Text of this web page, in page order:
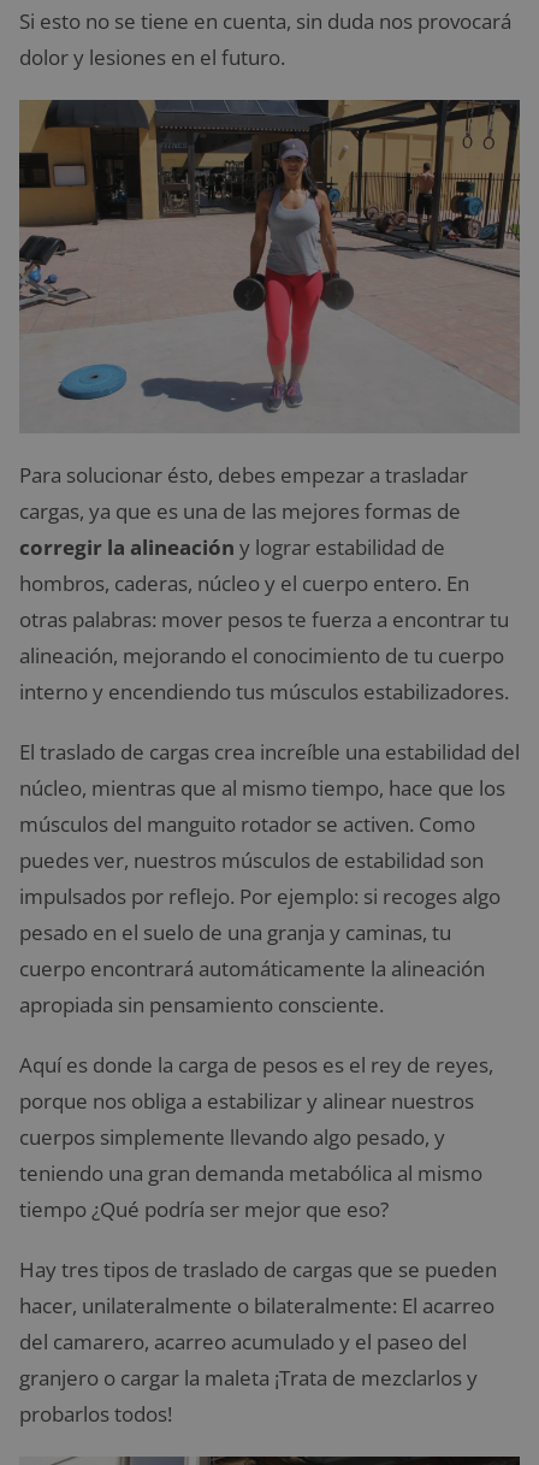
Si esto no se tiene en cuenta, sin duda nos provocará
dolor y lesiones en el futuro.
Para solucionar ésto, debes empezar a trasladar
cargas, ya que es una de las mejores formas de
corregir la alineación y lograr estabilidad de
hombros, caderas, núcleo y el cuerpo entero. En
otras palabras: mover pesos te fuerza a encontrar tu
alineación, mejorando el conocimiento de tu cuerpo
interno y encendiendo tus músculos estabilizadores.
El traslado de cargas crea increíble una estabilidad del
núcleo, mientras que al mismo tiempo, hace que los
músculos del manguito rotador se activen. Como
puedes ver, nuestros músculos de estabilidad son
impulsados por reflejo. Por ejemplo: si recoges algo
pesado en el suelo de una granja y caminas, tu
cuerpo encontrará automáticamente la alineación
apropiada sin pensamiento consciente.
Aquí es donde la carga de pesos es el rey de reyes,
porque nos obliga a estabilizar y alinear nuestros
cuerpos simplemente llevando algo pesado, y
teniendo una gran demanda metabólica al mismo
tiempo ¿Qué podría ser mejor que eso?
Hay tres tipos de traslado de cargas que se pueden
hacer, unilateralmente o bilateralmente: El acarreo
del camarero, acarreo acumulado y el paseo del
granjero o cargar la maleta ¡Trata de mezclarlos y
probarlos todos!